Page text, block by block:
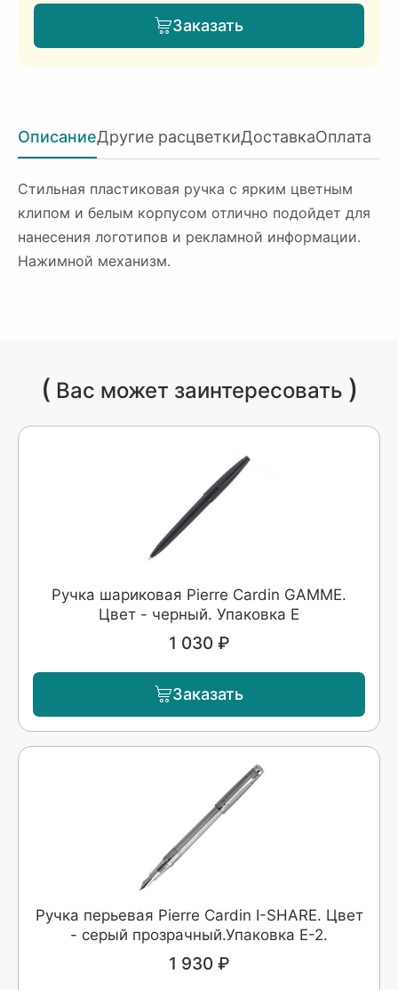
Заказать
ОписаниеДругие расцветкиДоставкаОплата
Стильная пластиковая ручка с ярким цветным
клипом и белым корпусом отлично подойдет для
нанесения логотипов и рекламной информации.
Нажимной механизм.
( Вас может заинтересовать )
Ручка шариковая Pierre Cardin GAMME.
Цвет - черный. Упаковка Е
1 030 ₽
Заказать
Ручка перьевая Pierre Cardin I-SHARE. Цвет
- серый прозрачный.Упаковка Е-2.
1 930 ₽